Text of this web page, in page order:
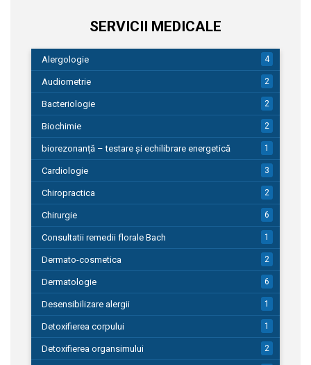
SERVICII MEDICALE
Alergologie 4
Audiometrie 2
Bacteriologie 2
Biochimie 2
biorezonanță – testare și echilibrare energetică 1
Cardiologie 3
Chiropractica 2
Chirurgie 6
Consultatii remedii florale Bach 1
Dermato-cosmetica 2
Dermatologie 6
Desensibilizare alergii 1
Detoxifierea corpului 1
Detoxifierea organsimului 2